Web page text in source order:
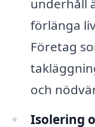
underhåll
förlänga
Företag
och
Isolering